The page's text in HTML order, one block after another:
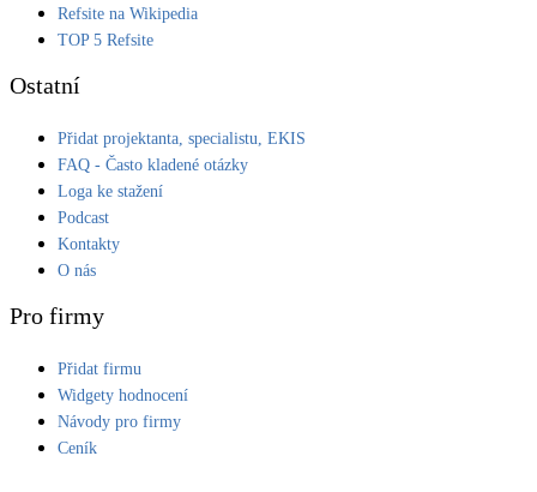
Refsite na Wikipedia
TOP 5 Refsite
Ostatní
Přidat projektanta, specialistu, EKIS
FAQ - Často kladené otázky
Loga ke stažení
Podcast
Kontakty
O nás
Pro firmy
Přidat firmu
Widgety hodnocení
Návody pro firmy
Ceník